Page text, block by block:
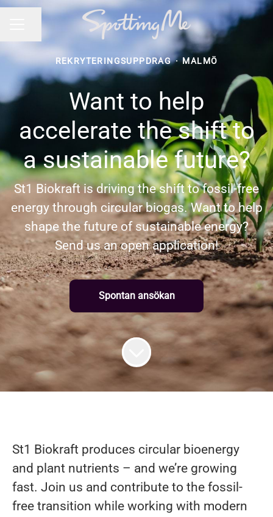
REKRYTERINGSUPPDRAG · MALMÖ
Want to help
accelerate the shift to
a sustainable future?
St1 Biokraft is driving the shift to fossil-free
energy through circular biogas. Want to help
shape the future of sustainable energy?
Send us an open application!
Spontan ansökan
St1 Biokraft produces circular bioenergy
and plant nutrients – and we’re growing
fast. Join us and contribute to the fossil-
free transition while working with modern